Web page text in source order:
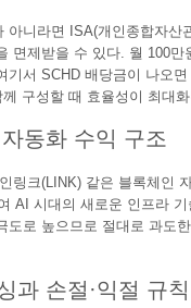
아니라면 ISA(개인종합자산
면제받을 수 있다. 월 100만
기서 SCHD 배당금이 나오
구성할 때 효율성이 최대
동화 수익 구조
링크(LINK) 같은 블록체인
AI 시대의 새로운 인프라
도로 높으므로 절대로 과도
과 손절·익절 규칙